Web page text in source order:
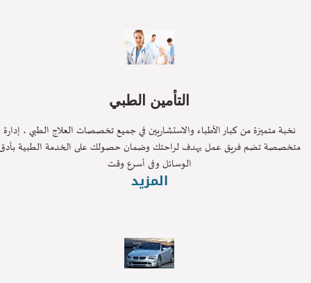
التأمين الطبي
نخبة متميزة من كبار الأطباء والاستشاريين في جميع تخصصات العلاج الطبي ، إدارة
تضم فريق عمل يهدف لراحتك وضمان حصولك على الخدمة الطبية بأدق
الوسائل وفى أسرع وقت
المزيد